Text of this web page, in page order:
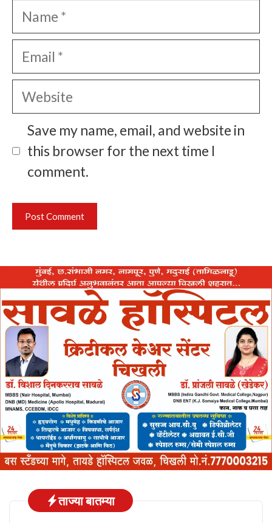
Name
Email
Website
Save my name, email, and website in
this browser for the next time I
comment.
ताज्या बातम्या